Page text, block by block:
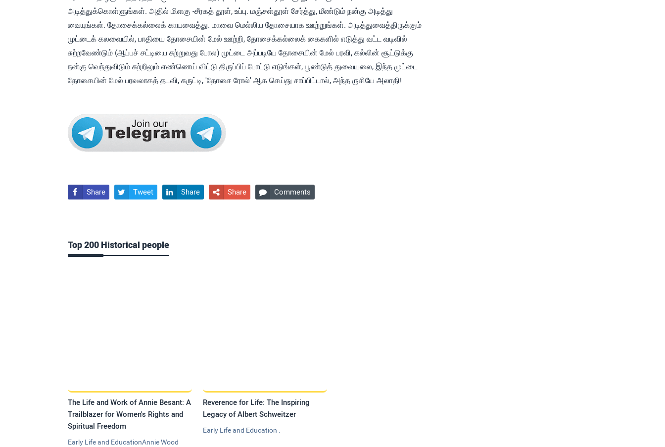
அடித்துக்கொள்ளுங்கள். அதில் மிளகு -சீரகத் தூள், உப்பு. மஞ்சள்தூள் சேர்த்து, மீண்டும் நன்கு அடித்து
வையுங்கள். தோசைக்கல்லைக் காயவைத்து. மாவை மெல்லிய தோசையாக ஊற்றுங்கள். அடித்துவைத்திருக்கும்
முட்டைக் கலவையில், பாதியை தோசையின் மேல் ஊற்றி, தோசைக்கல்லைக் கைகளில் எடுத்து வட்ட வடிவில்
சுற்றவேண்டும் (ஆப்பச் சட்டியை சுற்றுவது போல) முட்டை அப்படியே தோசையின் மேல் பரவி, கல்லின் சூட்டுக்கு
நன்கு வெந்துவிடும் சுற்றிலும் எண்ணெய் விட்டு திருப்பிப் போட்டு எடுங்கள், பூண்டுத் துவையலை, இந்த முட்டை
தோசையின் மேல் பரவலாகத் தடவி, சுருட்டி, 'தோசை ரோல்' ஆக செய்து சாப்பிட்டால், அந்த ருசியே அலாதி!
 Share  Tweet  Share  Share  Comments
Top 200 Historical people
The Life and Work of Annie Besant: A
Trailblazer for Women's Rights and
Spiritual Freedom
Early Life and EducationAnnie Wood
Reverence for Life: The Inspiring
Legacy of Albert Schweitzer
Early Life and Education .